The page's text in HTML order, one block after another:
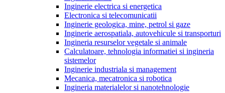
Inginerie electrica si energetica
Electronica si telecomunicatii
Inginerie geologica, mine, petrol si gaze
Inginerie aerospatiala, autovehicule si transporturi
Ingineria resurselor vegetale si animale
Calculatoare, tehnologia informatiei si ingineria
sistemelor
Inginerie industriala si management
Mecanica, mecatronica si robotica
Ingineria materialelor si nanotehnologie